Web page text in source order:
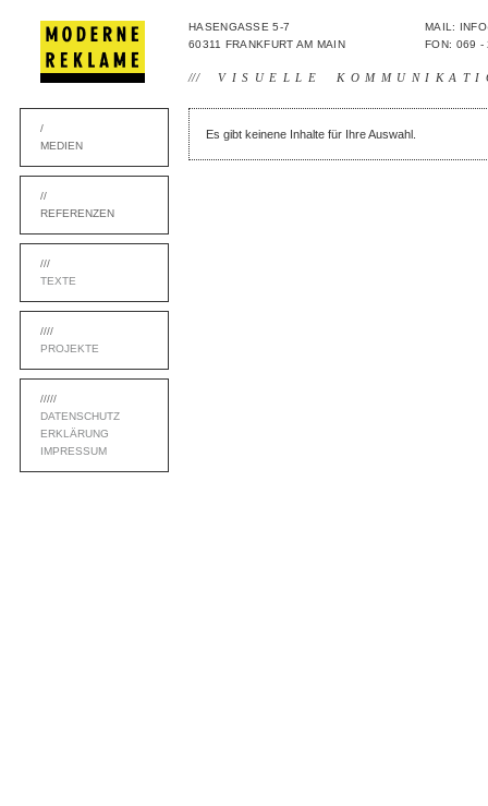
HASENGASSE 5-7
60311 FRANKFURT AM MAIN
MAIL:
FON: 069 -
/// VISUELLE
/
MEDIEN
//
REFERENZEN
///
TEXTE
////
PROJEKTE
/////
DATENSCHUTZ
ERKLÄRUNG
IMPRESSUM
Es gibt keinene Inhalte für Ihre Auswahl.